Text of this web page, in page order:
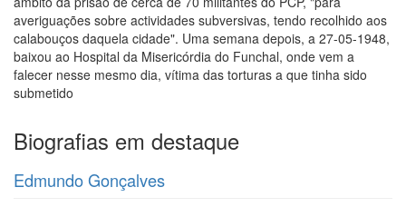
averiguações sobre actividades subversivas, tendo recolhido aos
calabouços daquela cidade". Uma semana depois, a 27-05-1948,
baixou ao Hospital da Misericórdia do Funchal, onde vem a
falecer nesse mesmo dia, vítima das torturas a que tinha sido
submetido
Biografias em destaque
Edmundo Gonçalves